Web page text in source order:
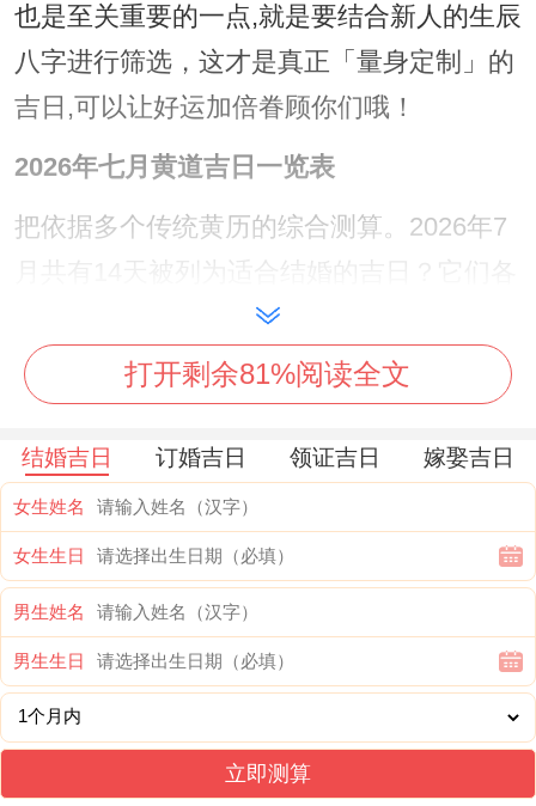
也是至关重要的一点,就是要结合新人的生辰
八字进行筛选，这才是真正「量身定制」的
吉日,可以让好运加倍眷顾你们哦！
2026年七月黄道吉日一览表
把依据多个传统黄历的综合测算。2026年7
具特色，适合不同需求的新人！为了让您一
目了然我们将其汇总成表，方便您快查阅与
比较：
阳
历
日
期
星
期
农
历
日
期
干
支
重要
吉神
宜忌
吉时参
天德
宜嫁
娶；
打开剩余81%阅读全文
结婚吉日 订婚吉日 领证吉日 嫁娶吉日
女生姓名
女生生日
男生姓名
男生生日
立即测算